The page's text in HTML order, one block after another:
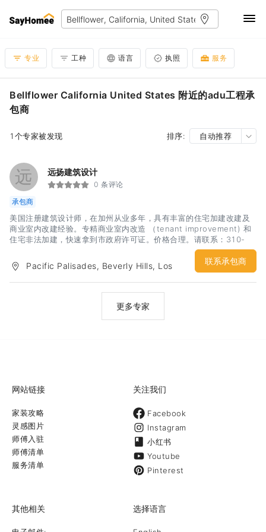
专业 工种 语言 执照 服务
Bellflower California United States 附近的adu工程承
包商
1个专家被发现 排序: 自动推荐
远 远扬建筑设计
0 条评论
承包商
美国注册建筑设计师，在加州从业多年，具有丰富的住宅加建改建及
商业室内改建经验。专精商业室内改造 （tenant improvement) 和
住宅非法加建，快速拿到市政府许可证。价格合理。请联系：310-
Pacific Palisades, Beverly Hills, Los
联系承包商
更多专家
网站链接
家装攻略
灵感图片
师傅入驻
师傅清单
服务清单
关注我们
Facebook
Instagram
小红书
Youtube
Pinterest
其他相关 选择语言